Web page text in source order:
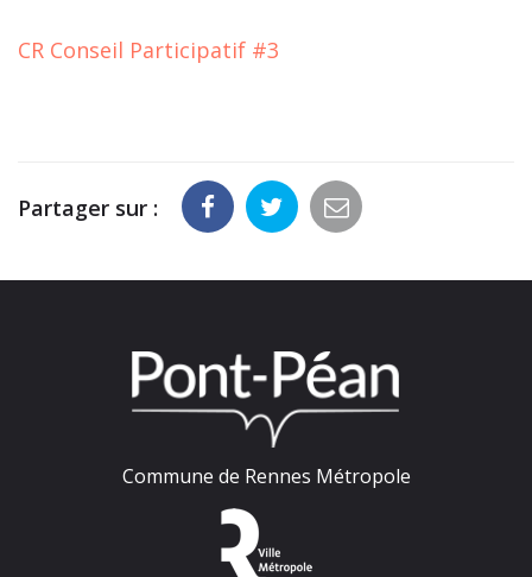
CR Conseil Participatif #3
Partager sur :
Commune de Rennes Métropole